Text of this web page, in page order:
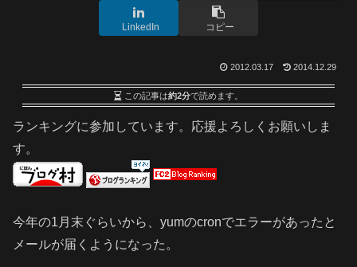
LinkedIn コピー
2012.03.17 2014.12.29
この記事は約2分で読めます。
ランキングに参加しています。応援よろしくお願いしま
す。
今年の1月末ぐらいから、yumのcronでエラーがあったと
メールが届くようになった。